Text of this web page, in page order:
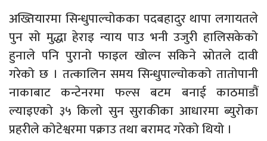
अख्तियारमा सिन्धुपाल्चोकका पदबहादुर थापा लगायतले
पुन सो मुद्धा हेराइ न्याय पाउ भनी उजुरी हालिसकेको
हुनाले पनि पुरानो फाइल खोल्न सकिने स्रोतले दावी
गरेको छ । तत्कालिन समय सिन्धुपाल्चोकको तातोपानी
नाकाबाट कन्टेनरमा फल्स बटम बनाई काठमाडौं
ल्याइएको ३५ किलो सुन सुराकीका आधारमा ब्युरोका
प्रहरीले कोटेश्वरमा पक्राउ तथा बरामद गरेको थियो ।